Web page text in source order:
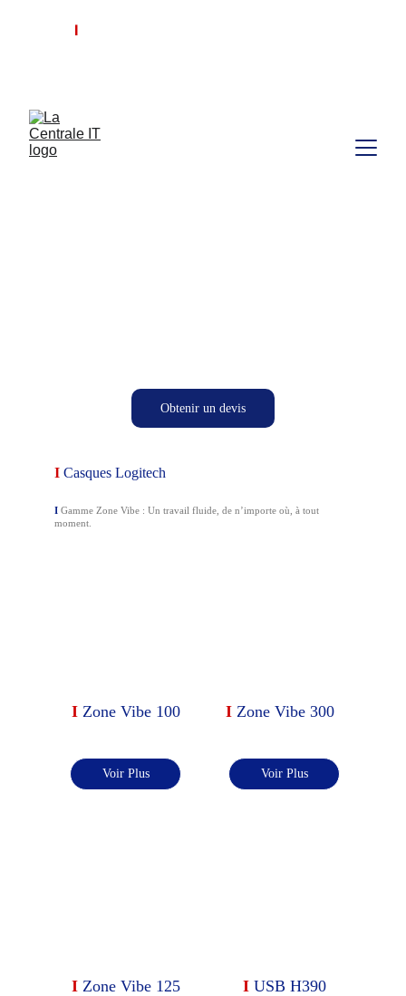
I
Obtenir un devis
I Casques Logitech
I Zone Vibe 100 I Zone Vibe 300
I Zone Vibe 125 I USB H390
I Gamme Zone Vibe : Un travail fluide, de n’importe où, à tout
moment.
Voir Plus Voir Plus